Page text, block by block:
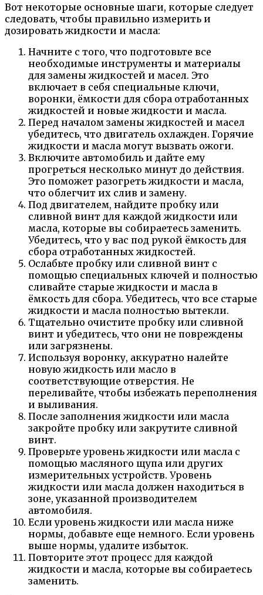
Вот некоторые основные шаги, которые следует
следовать, чтобы правильно измерить и
дозировать жидкости и масла:
Начните с того, что подготовьте все
необходимые инструменты и материалы
для замены жидкостей и масел. Это
включает в себя специальные ключи,
воронки, ёмкости для сбора отработанных
жидкостей и новые жидкости и масла.
Перед началом замены жидкостей и масел
убедитесь, что двигатель охлажден. Горячие
жидкости и масла могут вызвать ожоги.
Включите автомобиль и дайте ему
прогреться несколько минут до действия.
Это поможет разогреть жидкости и масла,
что облегчит их слив и замену.
Под двигателем, найдите пробку или
сливной винт для каждой жидкости или
масла, которые вы собираетесь заменить.
Убедитесь, что у вас под рукой ёмкость для
сбора отработанных жидкостей.
Ослабьте пробку или сливной винт с
помощью специальных ключей и полностью
сливайте старые жидкости и масла в
ёмкость для сбора. Убедитесь, что все старые
жидкости и масла полностью вытекли.
Тщательно очистите пробку или сливной
винт и убедитесь, что они не повреждены
или загрязнены.
Используя воронку, аккуратно налейте
новую жидкость или масло в
соответствующие отверстия. Не
переливайте, чтобы избежать переполнения
и выливания.
После заполнения жидкости или масла
закройте пробку или закрутите сливной
винт.
Проверьте уровень жидкости или масла с
помощью масляного щупа или других
измерительных устройств. Уровень
жидкости или масла должен находиться в
зоне, указанной производителем
автомобиля.
Если уровень жидкости или масла ниже
нормы, добавьте еще немного. Если уровень
выше нормы, удалите избыток.
Повторите этот процесс для каждой
жидкости и масла, которые вы собираетесь
заменить.